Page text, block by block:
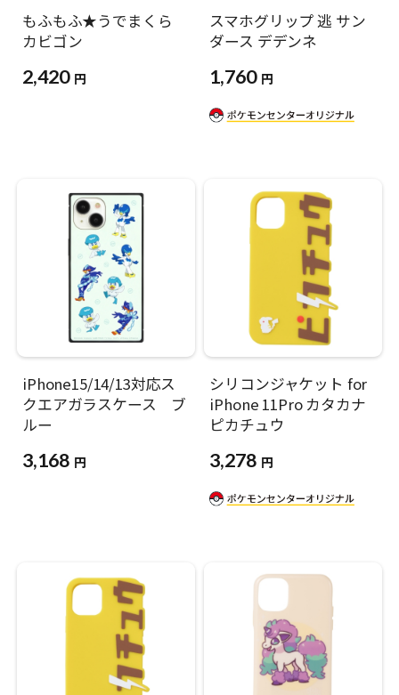
もふもふ★うでまくら
カビゴン
2,420 円
スマホグリップ 逃 サン
ダース デデンネ
1,760 円
iPhone15/14/13対応ス
クエアガラスケース ブ
ルー
3,168 円
シリコンジャケット for
iPhone 11Pro カタカナ
ピカチュウ
3,278 円